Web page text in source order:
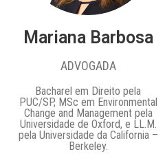
Mariana Barbosa​
ADVOGADA
Bacharel em Direito pela
PUC/SP, MSc em Environmental
Change and Management pela
Universidade de Oxford, e LL.M.
pela Universidade da California –
Berkeley.